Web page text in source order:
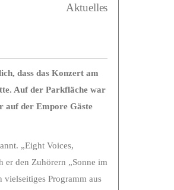
Aktuelles
dass das Konzert am
Auf der Parkfläche war
auf der Empore Gäste
„Eight Voices,
er den Zuhörern „Sonne im
Programm aus